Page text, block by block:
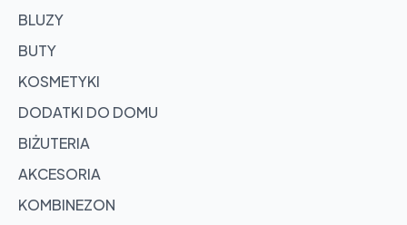
BLUZY
BUTY
KOSMETYKI
DODATKI DO DOMU
BIŻUTERIA
AKCESORIA
KOMBINEZON